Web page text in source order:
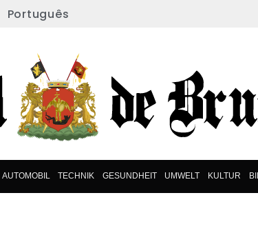
Português
AUTOMOBIL TECHNIK GESUNDHEIT UMWELT KULTUR